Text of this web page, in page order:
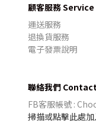
顧客服務 Service
運送服務
退換貨服務
電子發票說明
聯絡我們
FB客服帳號 :
掃描或點擊此處